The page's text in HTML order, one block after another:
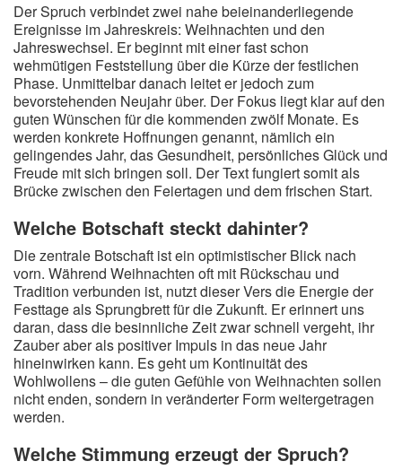
Der Spruch verbindet zwei nahe beieinanderliegende
Ereignisse im Jahreskreis: Weihnachten und den
Jahreswechsel. Er beginnt mit einer fast schon
wehmütigen Feststellung über die Kürze der festlichen
Phase. Unmittelbar danach leitet er jedoch zum
bevorstehenden Neujahr über. Der Fokus liegt klar auf den
guten Wünschen für die kommenden zwölf Monate. Es
werden konkrete Hoffnungen genannt, nämlich ein
gelingendes Jahr, das Gesundheit, persönliches Glück und
Freude mit sich bringen soll. Der Text fungiert somit als
Brücke zwischen den Feiertagen und dem frischen Start.
Welche Botschaft steckt dahinter?
Die zentrale Botschaft ist ein optimistischer Blick nach
vorn. Während Weihnachten oft mit Rückschau und
Tradition verbunden ist, nutzt dieser Vers die Energie der
Festtage als Sprungbrett für die Zukunft. Er erinnert uns
daran, dass die besinnliche Zeit zwar schnell vergeht, ihr
Zauber aber als positiver Impuls in das neue Jahr
hineinwirken kann. Es geht um Kontinuität des
Wohlwollens – die guten Gefühle von Weihnachten sollen
nicht enden, sondern in veränderter Form weitergetragen
werden.
Welche Stimmung erzeugt der Spruch?